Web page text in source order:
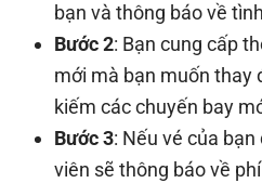
bạn và thông báo về
Bước 2: Bạn cung cấp
mới mà bạn muốn thay
kiếm các chuyến bay
Bước 3: Nếu vé của
viên sẽ thông báo về